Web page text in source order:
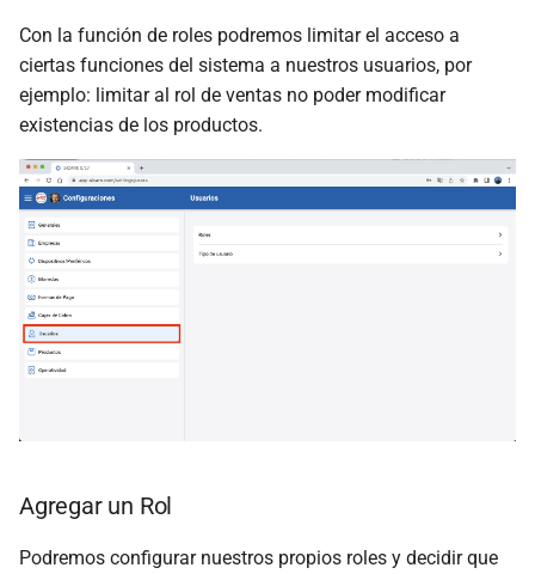
Con la función de roles podremos limitar el acceso a
ciertas funciones del sistema a nuestros usuarios, por
ejemplo: limitar al rol de ventas no poder modificar
existencias de los productos.
Agregar un Rol
Podremos configurar nuestros propios roles y decidir que